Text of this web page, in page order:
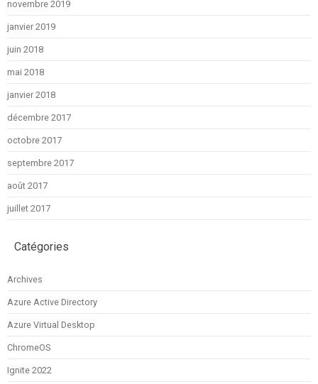
novembre 2019
janvier 2019
juin 2018
mai 2018
janvier 2018
décembre 2017
octobre 2017
septembre 2017
août 2017
juillet 2017
Catégories
Archives
Azure Active Directory
Azure Virtual Desktop
ChromeOS
Ignite 2022